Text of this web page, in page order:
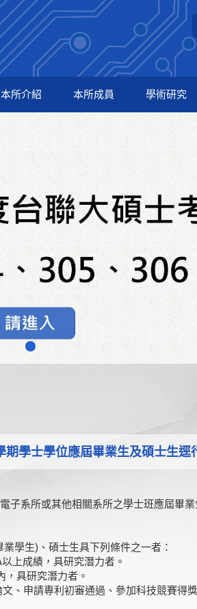
本所介紹 本所成員 學術研究
期學士學位應屆畢業生及碩士生逕
系所或其他相關系所之學士班應屆畢業
學生)、碩士生具下列條件之一者：
上成績，具研究潛力者。
具研究潛力者。
申請專利初審通過、參加科技競賽得